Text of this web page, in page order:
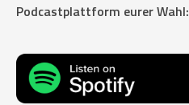
Podcastplattform eurer Wahl: